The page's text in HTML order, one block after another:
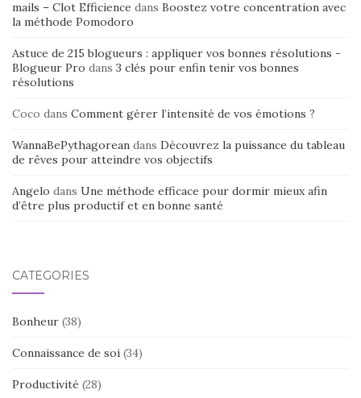
mails – Clot Efficience dans Boostez votre concentration avec
la méthode Pomodoro
Astuce de 215 blogueurs : appliquer vos bonnes résolutions -
Blogueur Pro dans 3 clés pour enfin tenir vos bonnes
résolutions
Coco dans Comment gérer l’intensité de vos émotions ?
WannaBePythagorean dans Découvrez la puissance du tableau
de rêves pour atteindre vos objectifs
Angelo dans Une méthode efficace pour dormir mieux afin
d’être plus productif et en bonne santé
CATÉGORIES
Bonheur (38)
Connaissance de soi (34)
Productivité (28)